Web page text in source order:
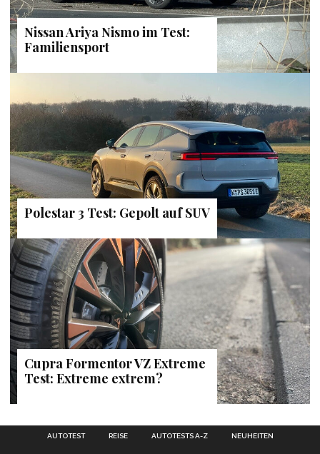
Nissan Ariya Nismo im Test:
Familiensport
Polestar 3 Test: Gepolt auf SUV
Cupra Formentor VZ Extreme
Test: Extreme extrem?
AUTOTEST REISE AUTOTESTS A-Z NEUHEITEN